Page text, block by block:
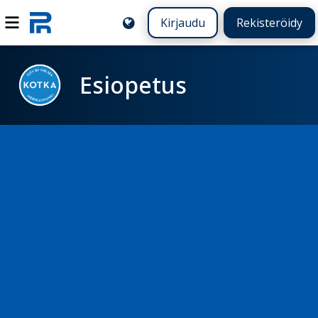
Kirjaudu Rekisteröidy
Esiopetus